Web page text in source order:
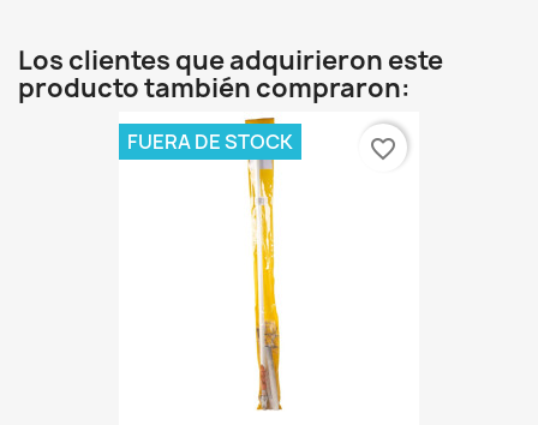
Los clientes que adquirieron este
producto también compraron:
FUERA DE STOCK favorite_border